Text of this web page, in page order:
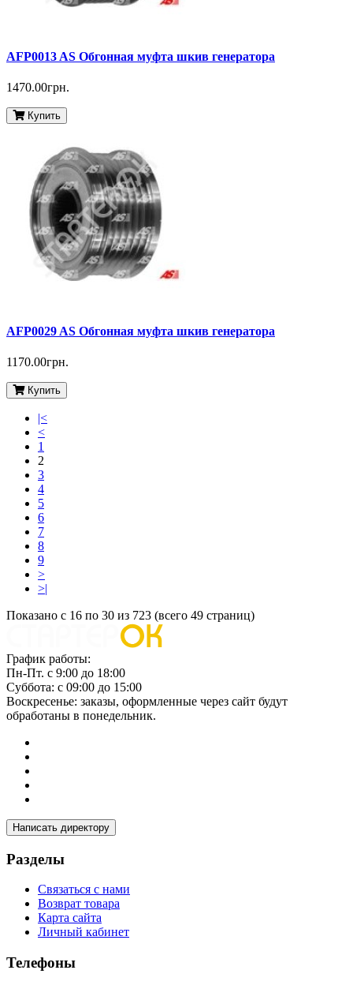
AFP0013 AS Обгонная муфта шкив генератора
1470.00грн.
Купить
AFP0029 AS Обгонная муфта шкив генератора
1170.00грн.
Купить
|<
<
1
2
3
4
5
6
7
8
9
>
>|
Показано с 16 по 30 из 723 (всего 49 страниц)
График работы:
Пн-Пт. с 9:00 до 18:00
Суббота: с 09:00 до 15:00
Воскресенье: заказы, оформленные через сайт будут
обработаны в понедельник.
Написать директору
Разделы
Связаться с нами
Возврат товара
Карта сайта
Личный кабинет
Телефоны